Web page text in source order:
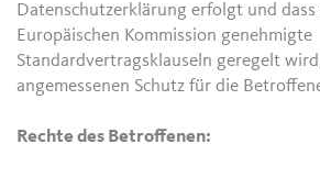
Datenschutzerklärung erfolgt und
Europäischen Kommission genehmigte
Standardvertragsklauseln geregelt
angemessenen Schutz für die
Rechte des Betroffenen: